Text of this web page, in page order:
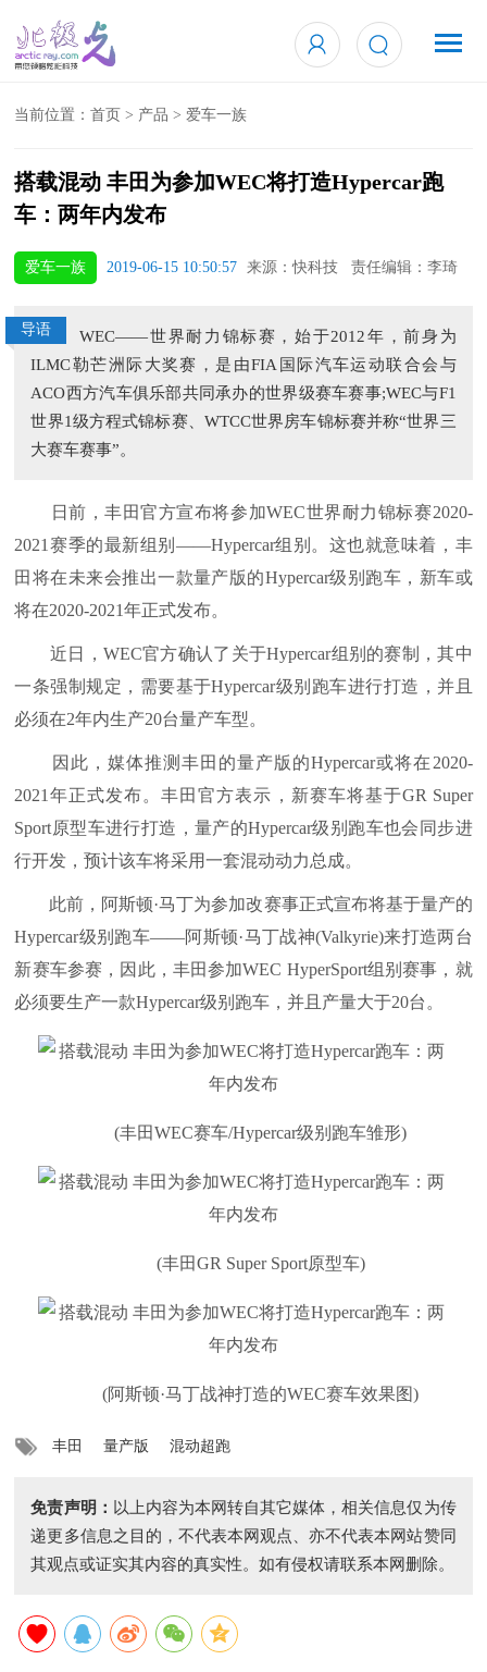
当前位置：首页 > 产品 >爱车一族
搭载混动 丰田为参加WEC将打造Hypercar跑
车：两年内发布
爱车一族 2019-06-15 10:50:57 来源：快科技 责任编辑：李琦
导语
WEC——世界耐力锦标赛，始于2012年，前身为
ILMC勒芒洲际大奖赛，是由FIA国际汽车运动联合会与
ACO西方汽车俱乐部共同承办的世界级赛车赛事;WEC与F1
世界1级方程式锦标赛、WTCC世界房车锦标赛并称“世界三
大赛车赛事”。
日前，丰田官方宣布将参加WEC世界耐力锦标赛2020-
2021赛季的最新组别——Hypercar组别。这也就意味着，丰
田将在未来会推出一款量产版的Hypercar级别跑车，新车或
将在2020-2021年正式发布。
近日，WEC官方确认了关于Hypercar组别的赛制，其中
一条强制规定，需要基于Hypercar级别跑车进行打造，并且
必须在2年内生产20台量产车型。
因此，媒体推测丰田的量产版的Hypercar或将在2020-
2021年正式发布。丰田官方表示，新赛车将基于GR Super
Sport原型车进行打造，量产的Hypercar级别跑车也会同步进
行开发，预计该车将采用一套混动动力总成。
此前，阿斯顿·马丁为参加改赛事正式宣布将基于量产的
Hypercar级别跑车——阿斯顿·马丁战神(Valkyrie)来打造两台
新赛车参赛，因此，丰田参加WEC HyperSport组别赛事，就
必须要生产一款Hypercar级别跑车，并且产量大于20台。
(丰田WEC赛车/Hypercar级别跑车雏形)
(丰田GR Super Sport原型车)
(阿斯顿·马丁战神打造的WEC赛车效果图)
丰田 量产版 混动超跑
免责声明： 以上内容为本网转自其它媒体，相关信息仅为传
递更多信息之目的，不代表本网观点、亦不代表本网站赞同
其观点或证实其内容的真实性。如有侵权请联系本网删除。